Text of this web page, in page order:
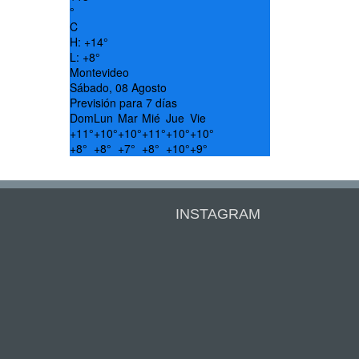
°
C
H: +14°
L: +8°
Montevideo
Sábado, 08 Agosto
Previsión para 7 días
DomLun Mar Mié Jue Vie
+11°+10°+10°+11°+10°+10°
+8° +8° +7° +8° +10°+9°
INSTAGRAM